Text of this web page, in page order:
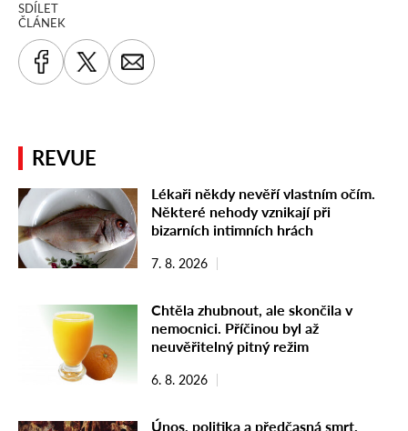
SDÍLET
ČLÁNEK
REVUE
Lékaři někdy nevěří vlastním očím.
Některé nehody vznikají při
bizarních intimních hrách
7. 8. 2026
Chtěla zhubnout, ale skončila v
nemocnici. Příčinou byl až
neuvěřitelný pitný režim
6. 8. 2026
Únos, politika a předčasná smrt.